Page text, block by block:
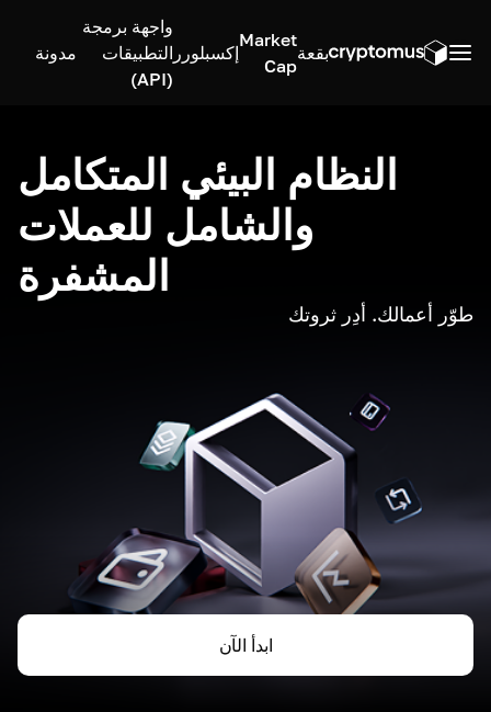
بقعة
Market
Cap
إكسبلورر
واجهة برمجة
التطبيقات
(API)
مدونة
النظام البيئي المتكامل
والشامل للعملات
المشفرة
طوّر أعمالك. أدِر ثروتك
ابدأ الآن